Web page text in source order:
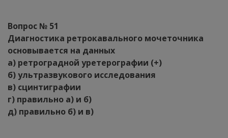
Вопрос № 51
Диагностика ретрокавального мочеточника
основывается на данных
а) ретроградной уретерографии (+)
б) ультразвукового исследования
в) сцинтиграфии
г) правильно а) и б)
д) правильно б) и в)